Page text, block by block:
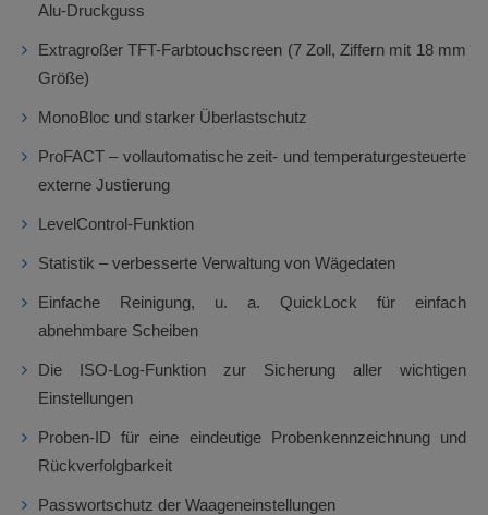
Alu-Druckguss
Extragroßer TFT-Farbtouchscreen (7 Zoll, Ziffern mit 18 mm
Größe)
MonoBloc und starker Überlastschutz
ProFACT – vollautomatische zeit- und temperaturgesteuerte
externe Justierung
LevelControl-Funktion
Statistik – verbesserte Verwaltung von Wägedaten
Einfache Reinigung, u. a. QuickLock für einfach
abnehmbare Scheiben
Die ISO-Log-Funktion zur Sicherung aller wichtigen
Einstellungen
Proben-ID für eine eindeutige Probenkennzeichnung und
Rückverfolgbarkeit
Passwortschutz der Waageneinstellungen